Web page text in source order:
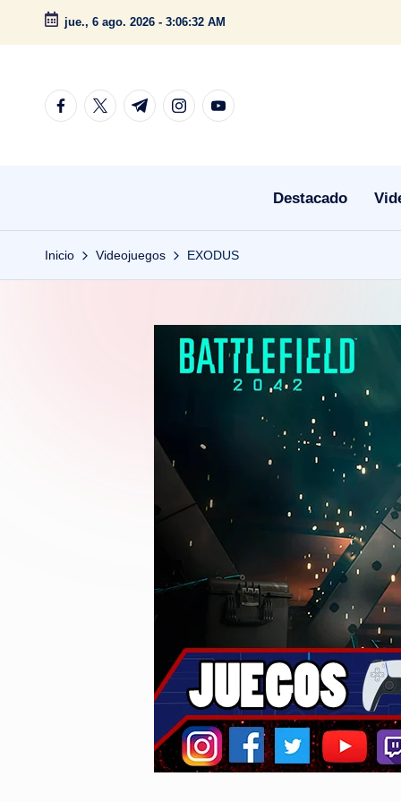
Saltar
contenido
jue., 6 ago. 2026 - 3:06:33 AM
facebook.com
twitter.com
t.me instagram.com
youtube.com
Destacado
Inicio Videojuegos EXODUS